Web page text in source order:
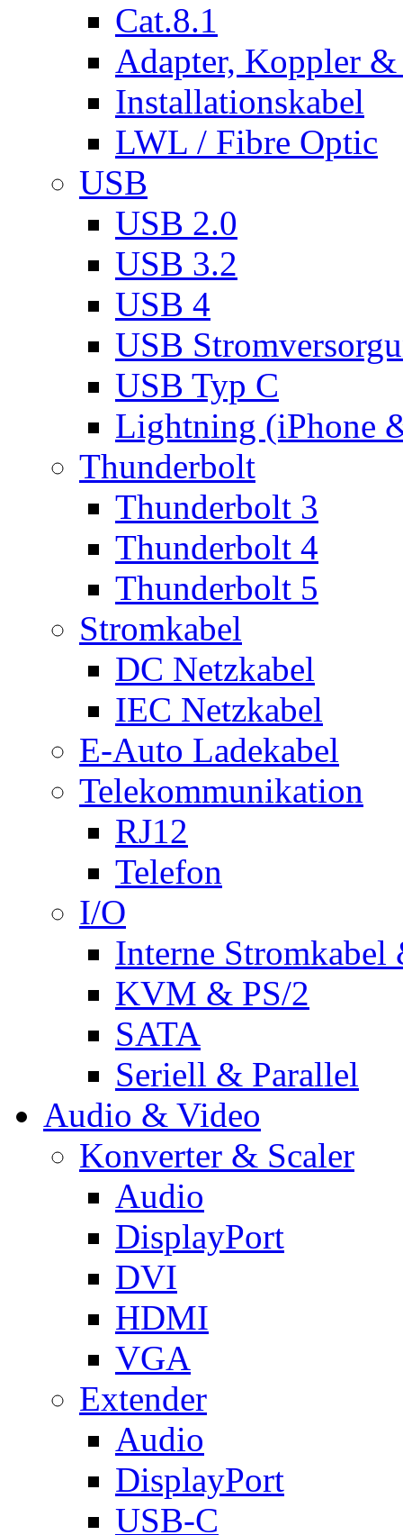
Cat.8.1
Adapter, Koppler &
Installationskabel
LWL / Fibre Optic
USB
USB 2.0
USB 3.2
USB 4
USB
USB Typ C
Lightning (iPhone
Thunderbolt
Thunderbolt 3
Thunderbolt 4
Thunderbolt 5
Stromkabel
DC Netzkabel
IEC Netzkabel
E-Auto Ladekabel
Telekommunikation
RJ12
Telefon
I/O
Interne Stromkabel
KVM & PS/2
SATA
Seriell & Parallel
Audio & Video
Konverter & Scaler
Audio
DisplayPort
DVI
HDMI
VGA
Extender
Audio
DisplayPort
USB-C